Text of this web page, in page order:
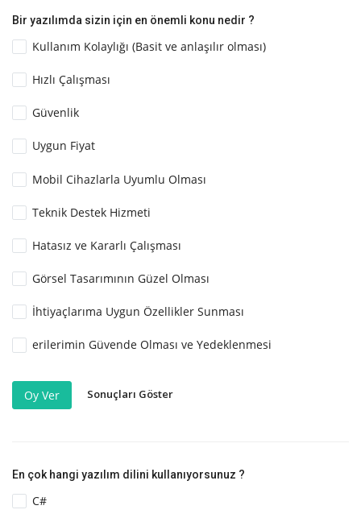
Bir yazılımda sizin için en önemli konu nedir ?
Kullanım Kolaylığı (Basit ve anlaşılır olması)
Hızlı Çalışması
Güvenlik
Uygun Fiyat
Mobil Cihazlarla Uyumlu Olması
Teknik Destek Hizmeti
Hatasız ve Kararlı Çalışması
Görsel Tasarımının Güzel Olması
İhtiyaçlarıma Uygun Özellikler Sunması
erilerimin Güvende Olması ve Yedeklenmesi
Oy Ver Sonuçları Göster
En çok hangi yazılım dilini kullanıyorsunuz ?
C#